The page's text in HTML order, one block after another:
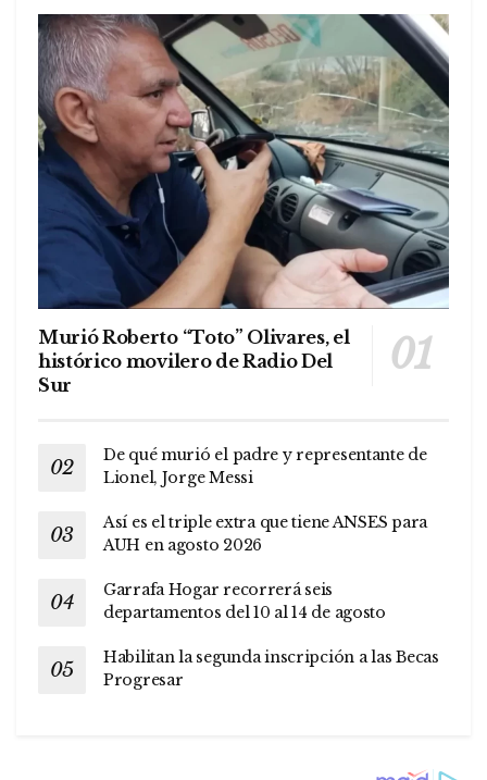
Murió Roberto “Toto” Olivares, el
histórico movilero de Radio Del
Sur
De qué murió el padre y representante de
Lionel, Jorge Messi
Así es el triple extra que tiene ANSES para
AUH en agosto 2026
Garrafa Hogar recorrerá seis
departamentos del 10 al 14 de agosto
Habilitan la segunda inscripción a las Becas
Progresar